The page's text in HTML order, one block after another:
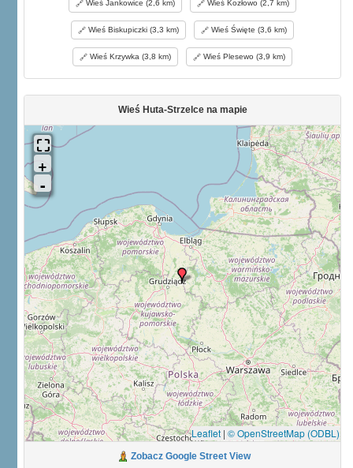
Wieś Jankowice (2,6 km) Wieś Kozłowo (2,7 km)
Wieś Biskupiczki (3,3 km) Wieś Święte (3,6 km)
Wieś Krzywka (3,8 km) Wieś Plesewo (3,9 km)
Wieś Huta-Strzelce na mapie
Leaflet | © OpenStreetMap (ODBL)
Zobacz Google Street View